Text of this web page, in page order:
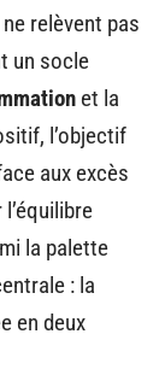
ne relèvent pas
un socle
et la
l’objectif
aux excès
la palette
: la
en deux